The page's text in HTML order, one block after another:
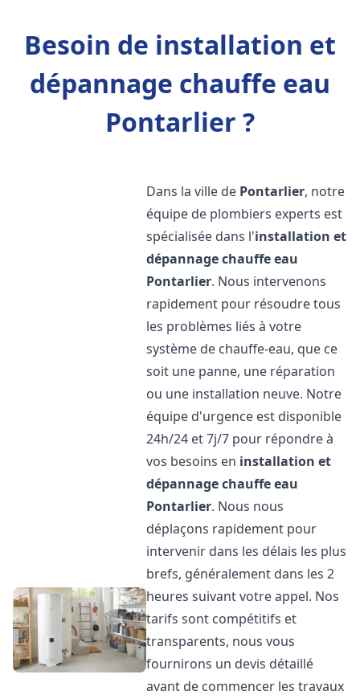
Besoin de installation et
dépannage chauffe eau
Pontarlier ?
Dans la ville de Pontarlier, notre
équipe de plombiers experts est
spécialisée dans l'installation et
dépannage chauffe eau
Pontarlier. Nous intervenons
rapidement pour résoudre tous
les problèmes liés à votre
système de chauffe-eau, que ce
soit une panne, une réparation
ou une installation neuve. Notre
équipe d'urgence est disponible
24h/24 et 7j/7 pour répondre à
vos besoins en installation et
dépannage chauffe eau
Pontarlier. Nous nous
déplaçons rapidement pour
intervenir dans les délais les plus
brefs, généralement dans les 2
heures suivant votre appel. Nos
tarifs sont compétitifs et
transparents, nous vous
fournirons un devis détaillé
avant de commencer les travaux